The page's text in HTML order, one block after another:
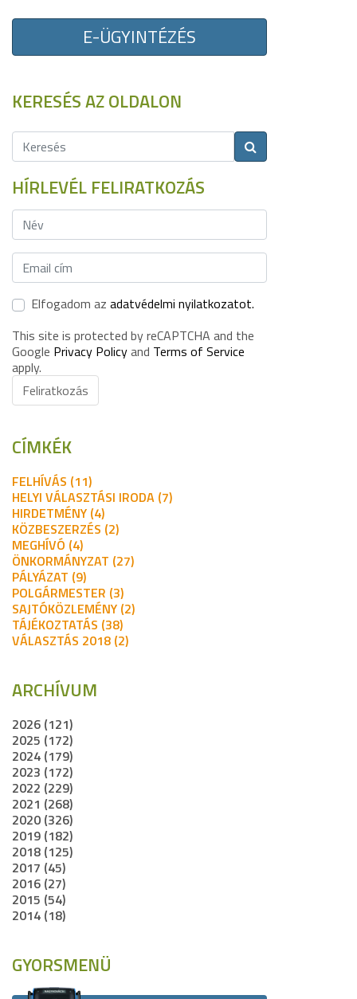
E-ÜGYINTÉZÉS
KERESÉS AZ OLDALON
HÍRLEVÉL FELIRATKOZÁS
Elfogadom az adatvédelmi nyilatkozatot.
This site is protected by reCAPTCHA and the
Google Privacy Policyand Terms of Service
apply.
Feliratkozás
CÍMKÉK
FELHÍVÁS (11)
HELYI VÁLASZTÁSI IRODA (7)
HIRDETMÉNY (4)
KÖZBESZERZÉS (2)
MEGHÍVÓ (4)
ÖNKORMÁNYZAT (27)
PÁLYÁZAT (9)
POLGÁRMESTER (3)
SAJTÓKÖZLEMÉNY (2)
TÁJÉKOZTATÁS (38)
VÁLASZTÁS 2018 (2)
ARCHÍVUM
2026 (121)
2025 (172)
2024 (179)
2023 (172)
2022 (229)
2021 (268)
2020 (326)
2019 (182)
2018 (125)
2017 (45)
2016 (27)
2015 (54)
2014 (18)
GYORSMENÜ